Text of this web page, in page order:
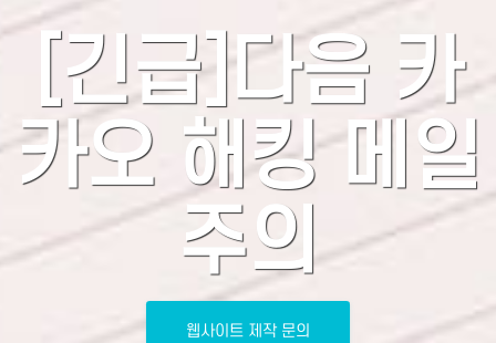
[긴급]다음 카
카오 해킹 메일
주의
웹사이트 제작 문의